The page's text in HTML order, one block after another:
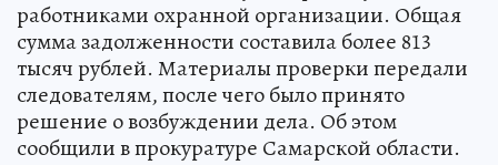
работниками охранной организации. Общая
сумма задолженности составила более 813
тысяч рублей. Материалы проверки передали
следователям, после чего было принято
решение о возбуждении дела. Об этом
сообщили в прокуратуре Самарской области.